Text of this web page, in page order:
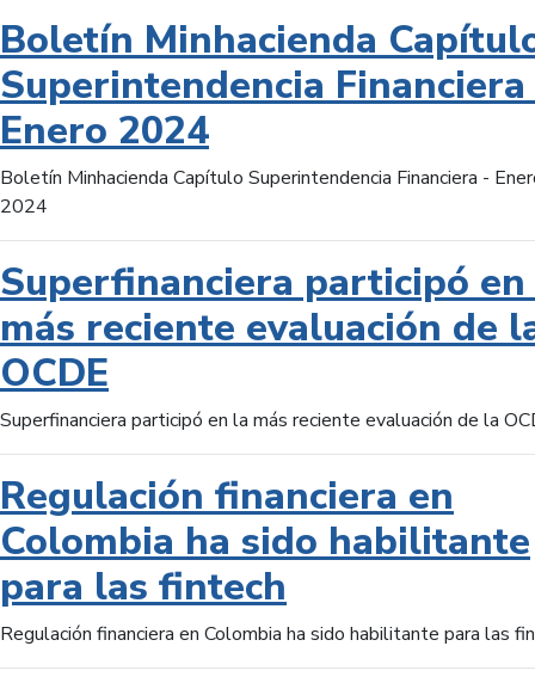
Boletín Minhacienda
Superintendencia
Enero 2024
Boletín Minhacienda Capítulo Superintendencia Financiera -
2024
Superfinanciera participó
más reciente evaluación de
OCDE
Superfinanciera participó en la más reciente evaluación de la
Regulación financiera en
Colombia ha sido habilitante
para las fintech
Regulación financiera en Colombia ha sido habilitante para las